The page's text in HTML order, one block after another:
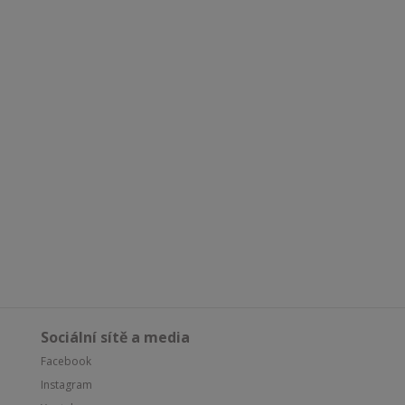
Sociální sítě a media
Facebook
Instagram